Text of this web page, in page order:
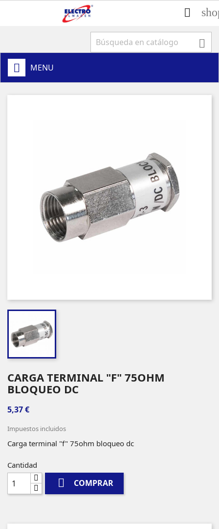


MENU
CARGA TERMINAL "F" 75OHM
BLOQUEO DC
5,37 €
Impuestos incluidos
Carga terminal "f" 75ohm bloqueo dc
Cantidad
 COMPRAR